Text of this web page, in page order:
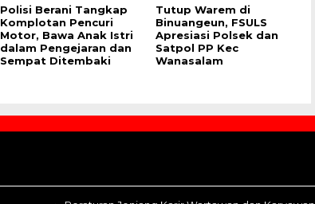
Polisi Berani Tangkap
Komplotan Pencuri
Motor, Bawa Anak Istri
dalam Pengejaran dan
Sempat Ditembaki
Tutup Warem di
Binuangeun, FSULS
Apresiasi Polsek dan
Satpol PP Kec
Wanasalam